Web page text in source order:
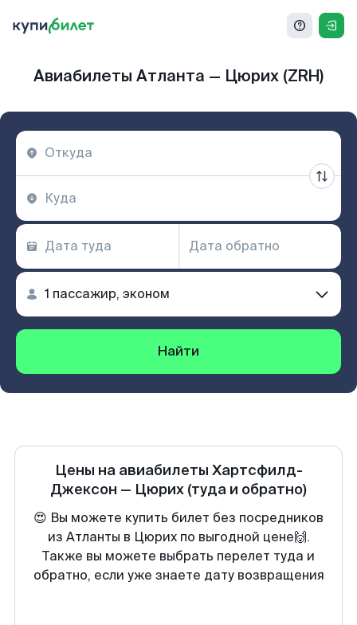
Авиабилеты Атланта — Цюрих (ZRH)
Найти
Цены на авиабилеты Хартсфилд-
Джексон — Цюрих (туда и обратно)
😍 Вы можете купить билет без посредников
из Атланты в Цюрих по выгодной цене🙌.
Также вы можете выбрать перелет туда и
обратно, если уже знаете дату возвращения